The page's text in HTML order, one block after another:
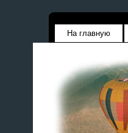
На главную